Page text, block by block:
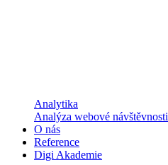
Analytika
Analýza webové návštěvnosti
O nás
Reference
Digi Akademie